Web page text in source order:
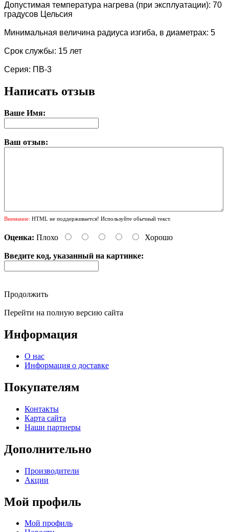
Допустимая температура нагрева (при эксплуатации): 70
градусов Цельсия
Минимальная величина радиуса изгиба, в диаметрах: 5
Срок службы: 15 лет
Серия: ПВ-3
Написать отзыв
Ваше Имя:
Ваш отзыв:
Внимание: HTML не поддерживается! Используйте обычный текст.
Оценка: Плохо Хорошо
Введите код, указанный на картинке:
Продолжить
Перейти на полную версию сайта
Информация
О нас
Информация о доставке
Покупателям
Контакты
Карта сайта
Наши партнеры
Дополнительно
Производители
Акции
Мой профиль
Мой профиль